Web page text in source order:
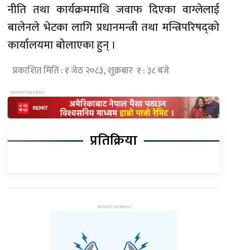
नीति तथा कार्यक्रममाथि जवाफ दिएका वाग्लेलाई
बालेनले भेटका लागि प्रधानमन्त्री तथा मन्त्रिपरिषद्को
कार्यालयमा बोलाएका हुन् ।
प्रकाशित मिति : १ जेठ २०८३, शुक्रबार १ : ३८ बजे
प्रतिक्रिया